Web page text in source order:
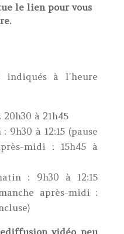
le lien pour vous
à l’heure
à 21h45
9h30 à 12:15 (pause
midi : 15h45 à
: 9h30 à 12:15
après-midi :
vidéo peu